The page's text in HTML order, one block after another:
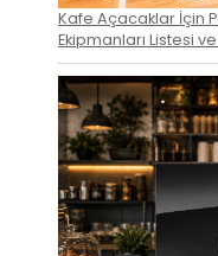
Kafe Açacaklar İçin
Ekipmanları Listesi